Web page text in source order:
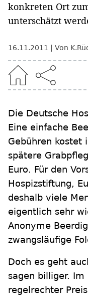
konkreten Ort
unterschätzt
16.11.2011 Von
Die Deutsche
Eine einfache
Gebühren kostet
spätere
Euro. Für den
Hospizstiftung,
deshalb viele
eigentlich sehr
Anonyme
zwangsläufige
Doch es geht
sagen billiger.
regelrechter